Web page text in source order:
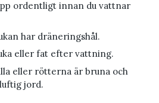
ordentligt innan du vattnar
har dräneringshål.
eller fat efter vattning.
eller rötterna är bruna och
jord.